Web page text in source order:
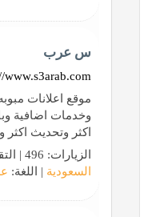
س عرب
www.s3arab.com
موقع اعلانات
وخدمات اضافية
اكثر وتحديث
الزيارات: 496 | التقييم: 0 | المقيّمين: 0 | الدولة:
السعودية | اللغة: